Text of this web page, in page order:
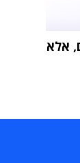
אלא